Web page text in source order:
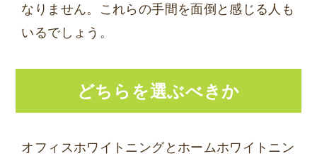
なりません。これらの手間を面倒と感じる人も
いるでしょう。
どちらを選ぶべきか
オフィスホワイトニングとホームホワイトニン